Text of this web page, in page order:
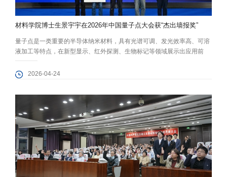
材料学院博士生景宇宇在2026年中国量子点大会获“杰出墙报奖”
量子点是一类重要的半导体纳米材料，具有光谱可调、发光效率高、可溶
液加工等特点，在新型显示、红外探测、生物标记等领域展示出应用前
景。面向AR微显示应用，量子点材料器件满足高亮度、高分辨率的应用
需求，逐渐成为微显示技术的重要发展方向。 2026年中国量子点大会于4
2026-04-24